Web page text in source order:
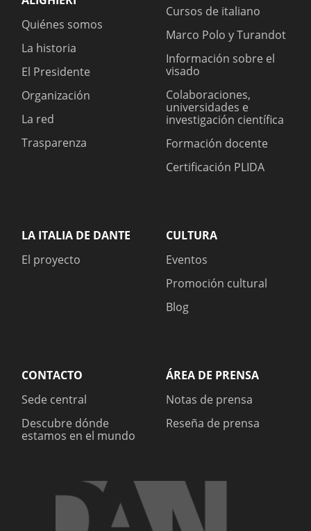
Quiénes somos
La historia
El Presidente
Organización
La red
Trasparenza
Cursos de italiano
Marco Polo y Turandot
Información sobre el
visado
Colaboraciones,
universidades e
investigación científica
Formación docente
Certificación PLIDA
LA ITALIA DE DANTE
El proyecto
CULTURA
Eventos
Promoción cultural
Blog
CONTACTO
Sede central
Descubre dónde
estamos en el mundo
ÁREA DE PRENSA
Notas de prensa
Reseña de prensa